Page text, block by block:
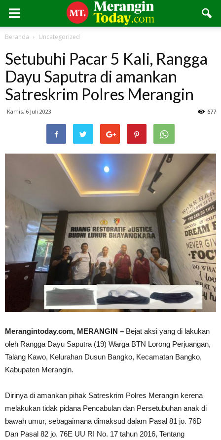
Beranda Uncategorized
Setubuhi Pacar 5 Kali, Rangga
Dayu Saputra di amankan
Satreskrim Polres Merangin
Kamis, 6 Juli 2023 677
Merangintoday.com, MERANGIN – Bejat aksi yang di lakukan
oleh Rangga Dayu Saputra (19) Warga BTN Lorong Perjuangan,
Talang Kawo, Kelurahan Dusun Bangko, Kecamatan Bangko,
Kabupaten Merangin.
Dirinya di amankan pihak Satreskrim Polres Merangin kerena
melakukan tidak pidana Pencabulan dan Persetubuhan anak di
bawah umur, sebagaimana dimaksud dalam Pasal 81 jo. 76D
Dan Pasal 82 jo. 76E UU RI No. 17 tahun 2016, Tentang